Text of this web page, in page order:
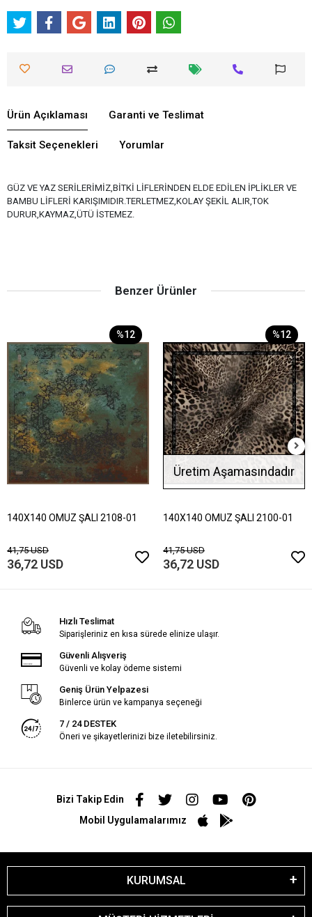
Ürün Açıklaması Garanti ve Teslimat
Taksit Seçenekleri Yorumlar
GÜZ VE YAZ SERİLERİMİZ,BİTKİ LİFLERİNDEN ELDE EDİLEN İPLİKLER VE
BAMBU LİFLERİ KARIŞIMIDIR.TERLETMEZ,KOLAY ŞEKİL ALIR,TOK
DURUR,KAYMAZ,ÜTÜ İSTEMEZ.
Benzer Ürünler
%12
140X140 OMUZ ŞALI 2108-01
41,75 USD
36,72 USD
%12
Üretim Aşamasındadır
140X140 OMUZ ŞALI 2100-01
41,75 USD
36,72 USD
Hızlı Teslimat
Siparişleriniz en kısa sürede elinize ulaşır.
Güvenli Alışveriş
Güvenli ve kolay ödeme sistemi
Geniş Ürün Yelpazesi
Binlerce ürün ve kampanya seçeneği
7 / 24 DESTEK
Öneri ve şikayetlerinizi bize iletebilirsiniz.
Bizi Takip Edin
Mobil Uygulamalarımız
KURUMSAL